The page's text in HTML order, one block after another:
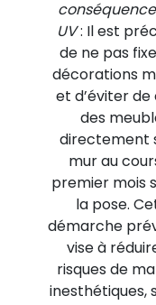
UV: Il est
de ne pas
décorations
et d’éviter
des
directement
mur au
premier mois
la pose.
démarche
vise à
risques de
inesthétiques,